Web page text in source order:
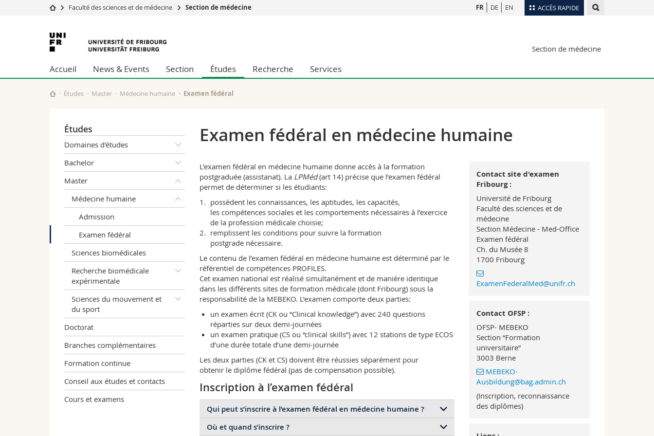
ACCÈS RAPIDE
Université
Recherche
Université
Formation continue
Sciences économiques et sociales et management
Lettres et sciences humaines
Sciences de l'éducation et de la formation
Chercheurs
Plan d'accès
Webmail
FR DE EN
Faculté des sciences et de médecine Section de médecine
Université
de
Fribourg
Section de médecine
Accueil News & Events Section Études Recherche Services
Études Master Médecine humaine Examen fédéral
Études
Domaines d'études
Bachelor
Master
Médecine humaine
Admission
Examen fédéral
Sciences biomédicales
Recherche biomédicale
expérimentale
Sciences du mouvement et
du sport
Doctorat
Branches complémentaires
Formation continue
Conseil aux études et contacts
Cours et examens
Examen fédéral en médecine humaine
L’examen fédéral en médecine humaine donne accès à la formation
postgraduée (assistanat). La LPMéd(art 14) précise que l’examen fédéral
permet de déterminer si les étudiants:
possèdent les connaissances, les aptitudes, les capacités,
les compétences sociales et les comportements nécessaires à l’exercice
de la profession médicale choisie;
remplissent les conditions pour suivre la formation
postgrade nécessaire.
Le contenu de l’examen fédéral en médecine humaine est déterminé par le
référentiel de compétences PROFILES.
Cet examen national est réalisé simultanément et de manière identique
dans les différents sites de formation médicale (dont Fribourg) sous la
responsabilité de la MEBEKO. L’examen comporte deux parties:
un examen écrit (CK ou “Clinical knowledge”) avec 240 questions
réparties sur deux demi-journées
un examen pratique (CS ou “clinical skills”) avec 12 stations de type ECOS
d’une durée totale d’une demi-journée
Les deux parties (CK et CS) doivent être réussies séparément pour
obtenir le diplôme fédéral (pas de compensation possible).
Inscription à l’examen fédéral
Qui peut s’inscrire à l’examen fédéral en médecine humaine ?
Les étudiants ayant terminé un Mater en médecine humaine en
Où et quand s’inscrire ?
Contact site d'examen
Fribourg :
Université de Fribourg
Faculté des sciences et de
médecine
Section Médecine - Med-Office
Examen fédéral
Ch. du Musée 8
1700 Fribourg
ExamenFederalMed@unifr.ch
Contact OFSP :
OFSP- MEBEKO
Section “Formation
universitaire”
3003 Berne
MEBEKO-
Ausbildung@bag.admin.ch
(Inscription, reconnaissance
des diplômes)